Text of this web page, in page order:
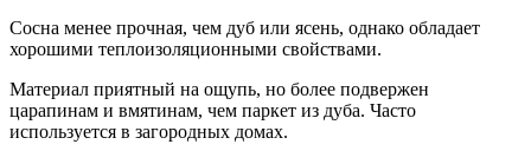
Сосна менее прочная, чем дуб или ясень, однако обладает
хорошими теплоизоляционными свойствами.
Материал приятный на ощупь, но более подвержен
царапинам и вмятинам, чем паркет из дуба. Часто
используется в загородных домах.